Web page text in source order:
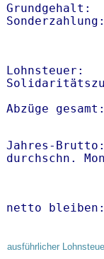
Lohnsteuer:
Abzüge
netto
ausführlicher